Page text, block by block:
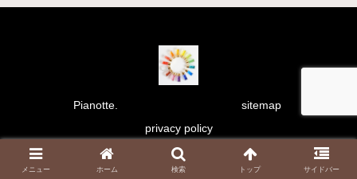
Pianotte.
sitemap
privacy policy
Copyright © 2021 彩り日和 All Rights Reserved.
メニュー ホーム 検索 トップ サイドバー